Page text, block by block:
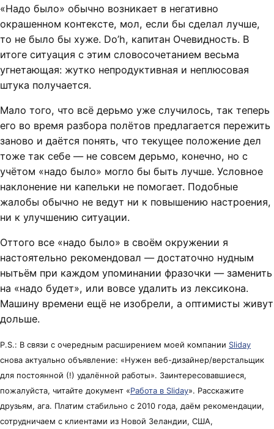
«Надо было» обычно возникает в негативно
окрашенном контексте, мол, если бы сделал лучше,
то не было бы хуже. Do’h, капитан Очевидность. В
итоге cитуация с этим словосочетанием весьма
угнетающая: жутко непродуктивная и неплюсовая
штука получается.
Мало того, что всё дерьмо уже случилось, так теперь
его во время разбора полётов предлагается пережить
заново и даётся понять, что текущее положение дел
тоже так себе — не совсем дерьмо, конечно, но с
учётом «надо было» могло бы быть лучше. Условное
наклонение ни капельки не помогает. Подобные
жалобы обычно не ведут ни к повышению настроения,
ни к улучшению ситуации.
Оттого все «надо было» в своём окружении я
настоятельно рекомендовал — достаточно нудным
нытьём при каждом упоминании фразочки — заменить
на «надо будет», или вовсе удалить из лексикона.
Машину времени ещё не изобрели, а оптимисты живут
дольше.
P.S.: В связи с очередным расширением моей компании Sliday
снова актуально объявление: «Нужен веб-дизайнер/верстальщик
для постоянной (!) удалённой работы». Заинтересовавшиеся,
пожалуйста, читайте документ «Работа в Sliday». Расскажите
друзьям, ага. Платим стабильно с 2010 года, даём рекомендации,
сотрудничаем с клиентами из Новой Зеландии, США,